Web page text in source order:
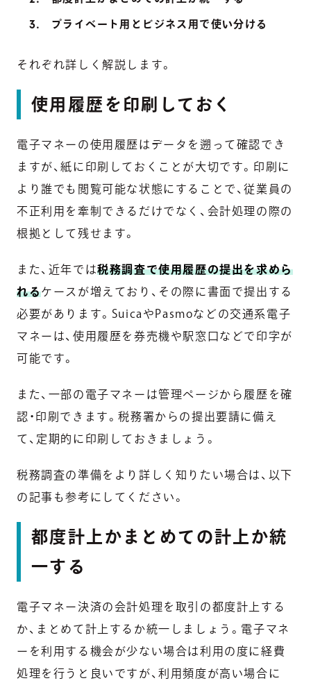
プライベート用とビジネス用で使い分ける
それぞれ詳しく解説します。
使用履歴を印刷しておく
電子マネーの使用履歴はデータを遡って確認でき
ますが、紙に印刷しておくことが大切です。印刷に
より誰でも閲覧可能な状態にすることで、従業員の
不正利用を牽制できるだけでなく、会計処理の際の
根拠として残せます。
また、近年では税務調査で使用履歴の提出を求めら
れるケースが増えており、その際に書面で提出する
必要があります。SuicaやPasmoなどの交通系電子
マネーは、使用履歴を券売機や駅窓口などで印字が
可能です。
また、一部の電子マネーは管理ページから履歴を確
認・印刷できます。税務署からの提出要請に備え
て、定期的に印刷しておきましょう。
税務調査の準備をより詳しく知りたい場合は、以下
の記事も参考にしてください。
都度計上かまとめての計上か統
一する
電子マネー決済の会計処理を取引の都度計上する
か、まとめて計上するか統一しましょう。電子マネ
ーを利用する機会が少ない場合は利用の度に経費
処理を行うと良いですが、利用頻度が高い場合に